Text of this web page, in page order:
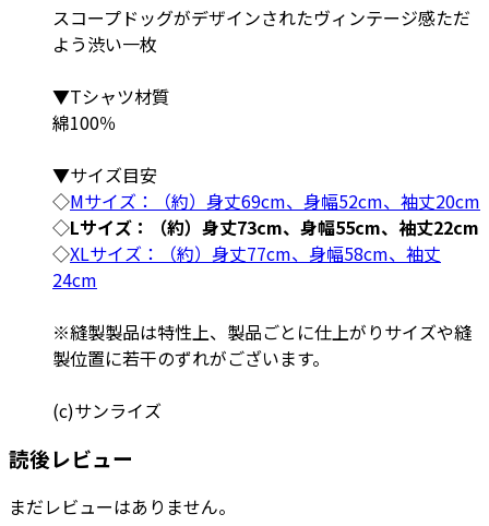
スコープドッグがデザインされたヴィンテージ感ただ
よう渋い一枚
▼Tシャツ材質
綿100％
▼サイズ目安
◇Mサイズ：（約）身丈69cm、身幅52cm、袖丈20cm
◇Lサイズ：（約）身丈73cm、身幅55cm、袖丈22cm
◇XLサイズ：（約）身丈77cm、身幅58cm、袖丈
24cm
※縫製製品は特性上、製品ごとに仕上がりサイズや縫
製位置に若干のずれがございます。
(c)サンライズ
読後レビュー
まだレビューはありません。